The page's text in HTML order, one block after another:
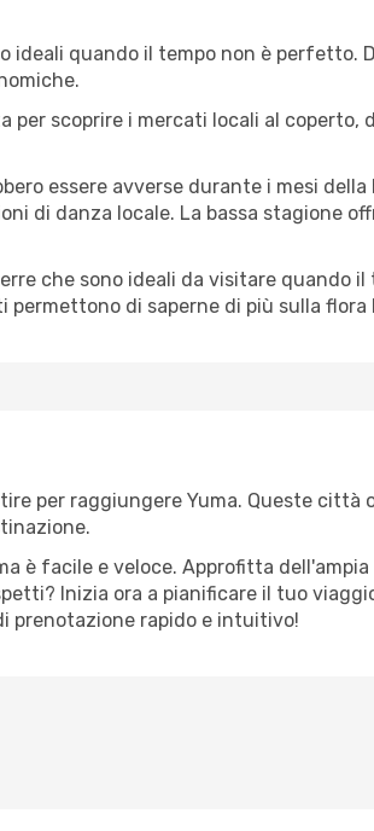
ideali quando il tempo non è perfetto.
per scoprire i mercati locali al coperto,
essere avverse durante i mesi
di danza locale. La bassa stagione
che sono ideali da visitare quando
di saperne di più sulla flora
per raggiungere Yuma. Queste città
è facile e veloce. Approfitta
Inizia ora a pianificare il tuo
prenotazione rapido e intuitivo!